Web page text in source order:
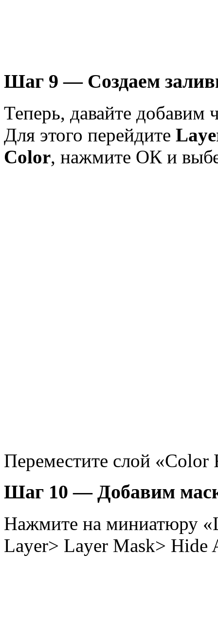
Шаг 9 — Создаем
Теперь, давайте
Для этого перейдите
Color, нажмите ОК и
Переместите слой
Шаг 10 — Добавим
Нажмите на миниатюру
Layer> Layer Mask> Hide